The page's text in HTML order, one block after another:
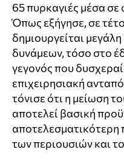
65 πυρκαγιές μέσα
Όπως εξήγησε, σε
δημιουργείται
δυνάμεων, τόσο στο
γεγονός που
επιχειρησιακή
τόνισε ότι η μείωση
αποτελεί βασική
αποτελεσματικότερη
των περιουσιών και